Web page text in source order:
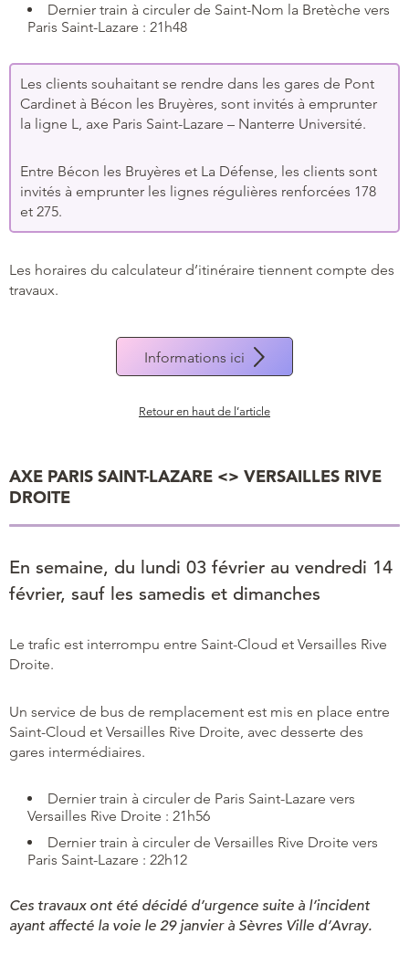
Dernier train à circuler de Saint-Nom la Bretèche vers
Paris Saint-Lazare : 21h48
Les clients souhaitant se rendre dans les gares de Pont
Cardinet à Bécon les Bruyères, sont invités à emprunter
la ligne L, axe Paris Saint-Lazare – Nanterre Université.
Entre Bécon les Bruyères et La Défense, les clients sont
invités à emprunter les lignes régulières renforcées 178
et 275.
Les horaires du calculateur d’itinéraire tiennent compte des
travaux.
Informations ici
Retour en haut de l’article
AXE PARIS SAINT-LAZARE <> VERSAILLES RIVE
DROITE
En semaine, du lundi 03 février au vendredi 14
février, sauf les samedis et dimanches
Le trafic est interrompu entre Saint-Cloud et Versailles Rive
Droite.
Un service de bus de remplacement est mis en place entre
Saint-Cloud et Versailles Rive Droite, avec desserte des
gares intermédiaires.
Dernier train à circuler de Paris Saint-Lazare vers
Versailles Rive Droite : 21h56
Dernier train à circuler de Versailles Rive Droite vers
Paris Saint-Lazare : 22h12
Ces travaux ont été décidé d’urgence suite à l’incident
ayant affecté la voie le 29 janvier à Sèvres Ville d’Avray.